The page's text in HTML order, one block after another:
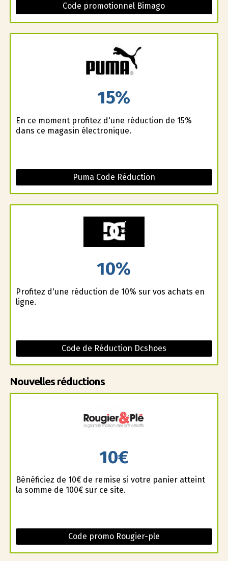
Code promotionnel Bimago
15%
En ce moment profitez d'une réduction de 15%
dans ce magasin électronique.
Puma Code Réduction
10%
Profitez d'une réduction de 10% sur vos achats en
ligne.
Code de Réduction Dcshoes
Nouvelles réductions
10€
Bénéficiez de 10€ de remise si votre panier atteint
la somme de 100€ sur ce site.
Code promo Rougier-ple